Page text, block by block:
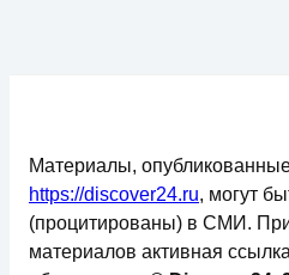
Материалы,
https://discover24.ru, могут
(процитированы) в СМИ.
материалов активная